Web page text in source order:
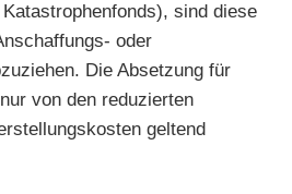
sind diese
oder
Die Absetzung für
von den reduzierten
geltend